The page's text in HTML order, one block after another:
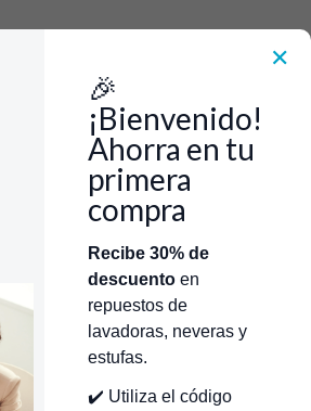
✕
🎉
¡Bienvenido!
Ahorra en tu
primera
compra
Recibe 30% de
descuentoen
repuestos de
lavadoras, neveras y
estufas.
✔️ Utiliza el código
TiendaTécnicos Autorizados
modelo? Servicios de Reparación
Repuestos Lavavajillas Whirlpool
Lavavajillas Whirlpool
8283457 WHIRLPOOL CR450319